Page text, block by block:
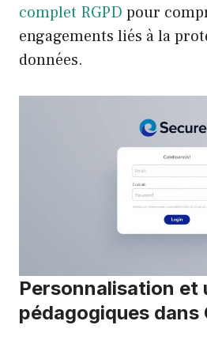
complet RGPD pour
engagements liés à la
données.
Personnalisation et
pédagogiques dans